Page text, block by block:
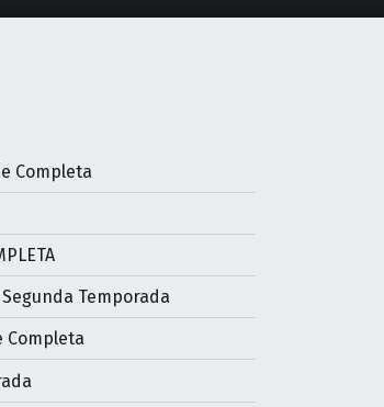
Completa
Temporada
Completa